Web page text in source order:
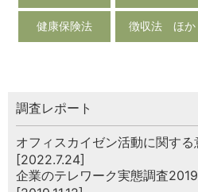
健康保険法 徴収法 ほか
調査レポート
オフィスカイゼン活動に関す
[2022.7.24]
企業のテレワーク実態調査